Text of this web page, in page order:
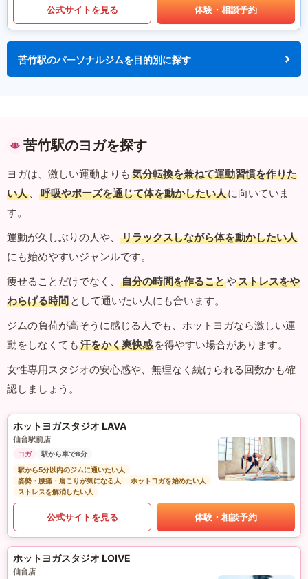
公式サイトを見る 体験・相談予約
苦竹駅のパーソナルジムを目的別に探す
苦竹駅のヨガを探す
ヨガは、激しい運動よりも 気分転換を兼ねて運動習慣を作りた
い人 、 呼吸やポーズを通じて体を動かしたい人に向いていま
す。
運動が久しぶりの人や、
リラックスしながら体を動かしたい人
にも始めやすいジャンルです。
痩せることだけでなく、
自分の時間を作ることやストレスをや
わらげる時間 として通いたい人にも合います。
ジムの負荷が高そうに感じる人でも、ホットヨガなら激しい運
動をしなくても 汗をかく爽快感 を得やすい場合があります。
女性専用スタジオの安心感や、無理なく続けられる回数かも確
認しましょう。
ホットヨガスタジオ LAVA
仙台駅前店
ヨガ
駅から車で8分
駅から5分以内のジムに通いたい人
姿勢・腰痛・肩こりが気になる人
ホットヨガを始めたい人
ストレスを解消したい人
公式サイトを見る 体験・相談予約
ホットヨガスタジオ LOIVE
仙台店